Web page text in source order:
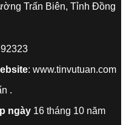
Trấn Biên, Tỉnh Đồng
: www.tinvutuan.com
.
ngày 16 tháng 10 năm